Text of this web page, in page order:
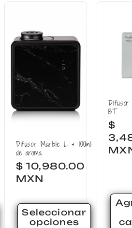
Difusor Marble L + 100ml
de aroma
Precio
habitual
$ 10,980.00
MXN
Seleccionar
opciones
Difusor
BT
$